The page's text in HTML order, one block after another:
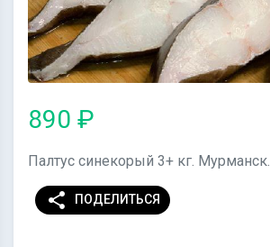
890 ₽
Палтус синекорый 3+ кг. Мурманск.
share ПОДЕЛИТЬСЯ